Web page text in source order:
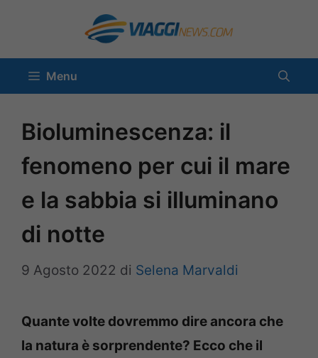
contenuto
Menu
Bioluminescenza: il
fenomeno per cui il mare
e la sabbia si illuminano
di notte
9 Agosto 2022 di Selena Marvaldi
Quante volte dovremmo dire ancora che
la natura è sorprendente? Ecco che il